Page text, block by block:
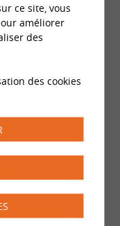
de
ce site, vous
améliorer
des
des cookies